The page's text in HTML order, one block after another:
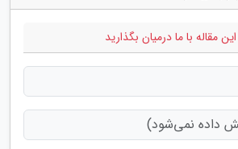
مقاله با ما درمیان بگذارید